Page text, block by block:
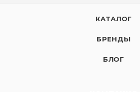
КАТАЛОГ
БРЕНДЫ
БЛОГ